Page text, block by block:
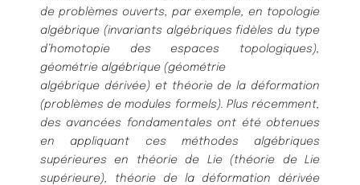
de problèmes ouverts, par exemple, en topologie
algébrique (invariants algébriques fidèles du type
d’homotopie des espaces topologiques),
géométrie algébrique (géométrie
algébrique dérivée) et théorie de la déformation
(problèmes de modules formels). Plus récemment,
des avancées fondamentales ont été obtenues
en appliquant ces méthodes algébriques
supérieures en théorie de Lie (théorie de Lie
supérieure), théorie de la déformation dérivée